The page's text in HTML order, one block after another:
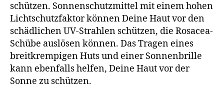
schützen. Sonnenschutzmittel mit einem hohen
Lichtschutzfaktor können Deine Haut vor den
schädlichen UV-Strahlen schützen, die Rosacea-
Schübe auslösen können. Das Tragen eines
breitkrempigen Huts und einer Sonnenbrille
kann ebenfalls helfen, Deine Haut vor der
Sonne zu schützen.